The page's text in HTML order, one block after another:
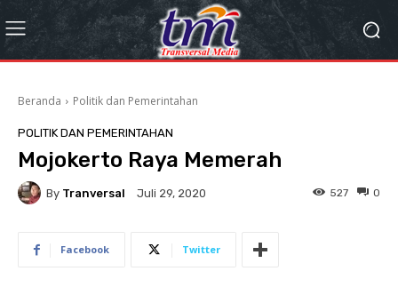
Beranda Politik dan Pemerintahan
POLITIK DAN PEMERINTAHAN
Mojokerto Raya Memerah
By Tranversal Juli 29, 2020 0
527
Facebook Twitter